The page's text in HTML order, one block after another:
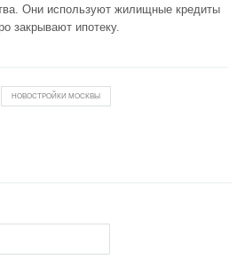
Они используют жилищные кредиты
закрывают ипотеку.
НОВОСТРОЙКИ МОСКВЫ